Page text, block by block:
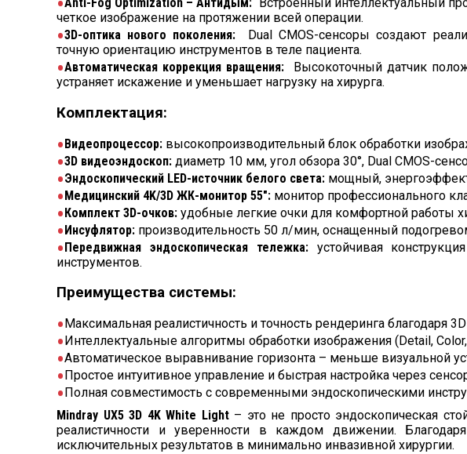
поддержка USB и сетевого
Эргономика
Продуманная конструкция
пространства
четкое изображение на протяжении всей операции.
3D-оптика нового поколения:
Dual CMOS-сенсоры создают
точную ориентацию инструментов в теле пациента.
Автоматическая коррекция вращения:
Высокоточный датчик
устраняет искажение и уменьшает нагрузку на хирурга.
Комплектация:
Видеопроцессор: высокопроизводительный блок обработки
3D видеоэндоскоп: диаметр 10 мм, угол обзора 30°, Dual CMOS-
Эндоскопический LED-источник белого света: мощный,
Медицинский 4K/3D ЖК-монитор 55″: монитор профессионального
Комплект 3D-очков: удобные легкие очки для комфортной работы
Инсуфлятор: производительность 50 л/мин, оснащенный
Передвижная эндоскопическая тележка:устойчивая
инструментов.
Преимущества системы:
Максимальная реалистичность и точность рендеринга благодаря
Интеллектуальные алгоритмы обработки изображения (Detail,
Автоматическое выравнивание горизонта – меньше визуальной
Простое интуитивное управление и быстрая настройка через
Полная совместимость с современными эндоскопическими
Mindray UX5 3D 4K White Light– это не просто эндоскопическая
реалистичности и уверенности в каждом движении.
исключительных результатов в минимально инвазивной хирургии.